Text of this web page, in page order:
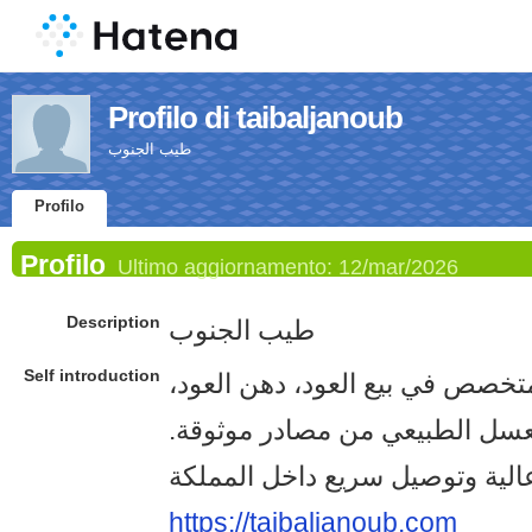
Profilo di taibaljanoub
طيب الجنوب
Profilo
Profilo Ultimo aggiornamento: 12/mar/2026
Description طيب الجنوب
Self introduction
في بيع العود، دهن العود،
الطبيعي من مصادر موثوقة.
https://taibaljanoub.com